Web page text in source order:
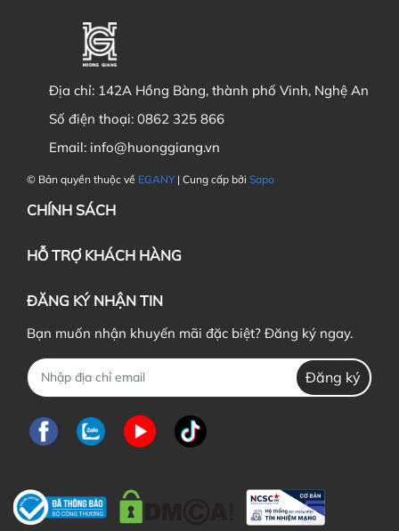
Địa chỉ: 142A Hồng Bàng, thành phố Vinh, Nghệ An
Số điện thoại: 0862 325 866
Email: info@huonggiang.vn
© Bản quyền thuộc về EGANY | Cung cấp bởi Sapo
CHÍNH SÁCH
HỖ TRỢ KHÁCH HÀNG
ĐĂNG KÝ NHẬN TIN
Bạn muốn nhận khuyến mãi đặc biệt? Đăng ký ngay.
Đăng ký